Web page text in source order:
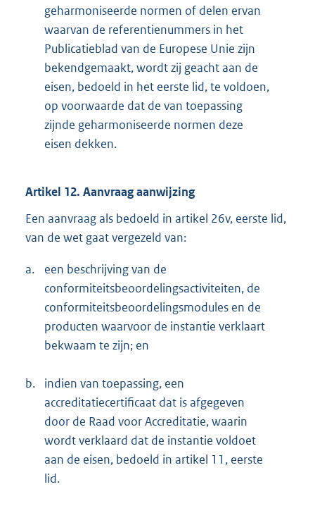
geharmoniseerde normen of delen ervan
waarvan de referentienummers in het
Publicatieblad van de Europese Unie zijn
bekendgemaakt, wordt zij geacht aan de
eisen, bedoeld in het eerste lid, te voldoen,
op voorwaarde dat de van toepassing
zijnde geharmoniseerde normen deze
eisen dekken.
Artikel 12. Aanvraag aanwijzing
Een aanvraag als bedoeld in artikel 26v, eerste lid,
van de wet gaat vergezeld van:
a.
een beschrijving van de
conformiteitsbeoordelingsactiviteiten, de
conformiteitsbeoordelingsmodules en de
producten waarvoor de instantie verklaart
bekwaam te zijn; en
b.
indien van toepassing, een
accreditatiecertificaat dat is afgegeven
door de Raad voor Accreditatie, waarin
wordt verklaard dat de instantie voldoet
aan de eisen, bedoeld in artikel 11, eerste
lid.